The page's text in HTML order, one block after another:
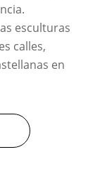
esculturas
calles,
en